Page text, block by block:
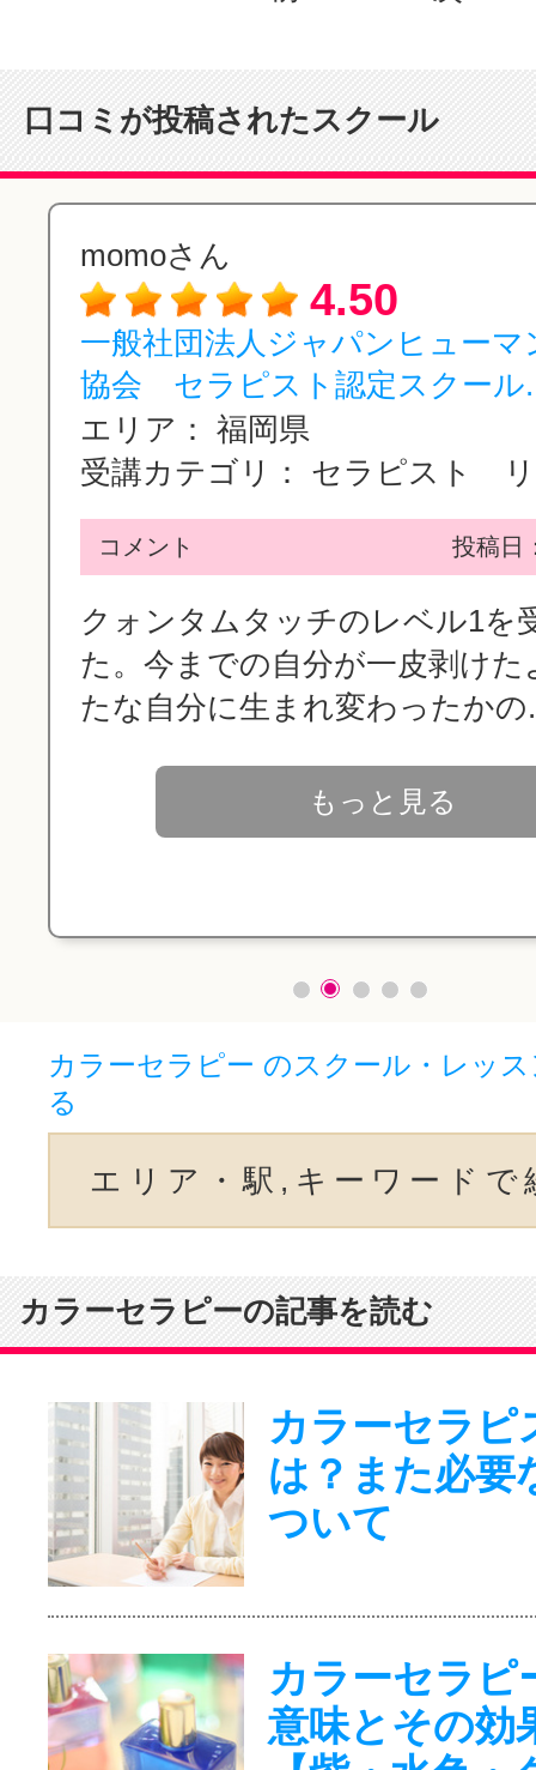
口コミが投稿されたスクール
momoさん
4.50
一般社団法人ジャパンヒューマ
協会 セラピスト認定スクール
エリア： 福岡県
受講カテゴリ：
セラピスト
コメント 投稿日
クォンタムタッチのレベル1を
た。今までの自分が一皮剥けた
たな自分に生まれ変わったかの
もっと見る
カラーセラピー のスクール・レッ
る
エリア・駅,キーワードで
カラーセラピーの記事を読む
カラーセラピ
は？また必要
ついて
カラーセラピ
意味とその効